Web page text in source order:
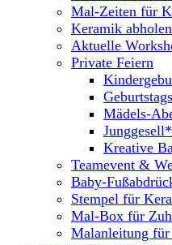
Mal-Zeiten für
Keramik abholen
Aktuelle
Private Feiern
Mädels-
Kreative
Teamevent &
Baby-
Stempel für
Mal-Box für
Malanleitung für